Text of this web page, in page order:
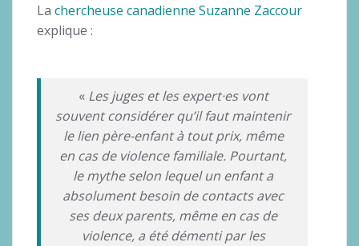
La chercheuse canadienne Suzanne Zaccour
explique :
« Les juges et les expert·es vont
souvent considérer qu’il faut maintenir
le lien père-enfant à tout prix, même
en cas de violence familiale. Pourtant,
le mythe selon lequel un enfant a
absolument besoin de contacts avec
ses deux parents, même en cas de
violence, a été démenti par les